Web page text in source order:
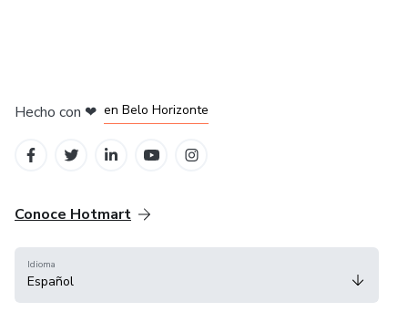
Hecho con ❤ en Belo Horizonte
Conoce Hotmart
Idioma
Español